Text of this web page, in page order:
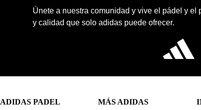
Únete a nuestra comunidad y vive el pádel y
y calidad que solo adidas puede ofrecer.
ADIDAS PADEL MÁS ADIDAS